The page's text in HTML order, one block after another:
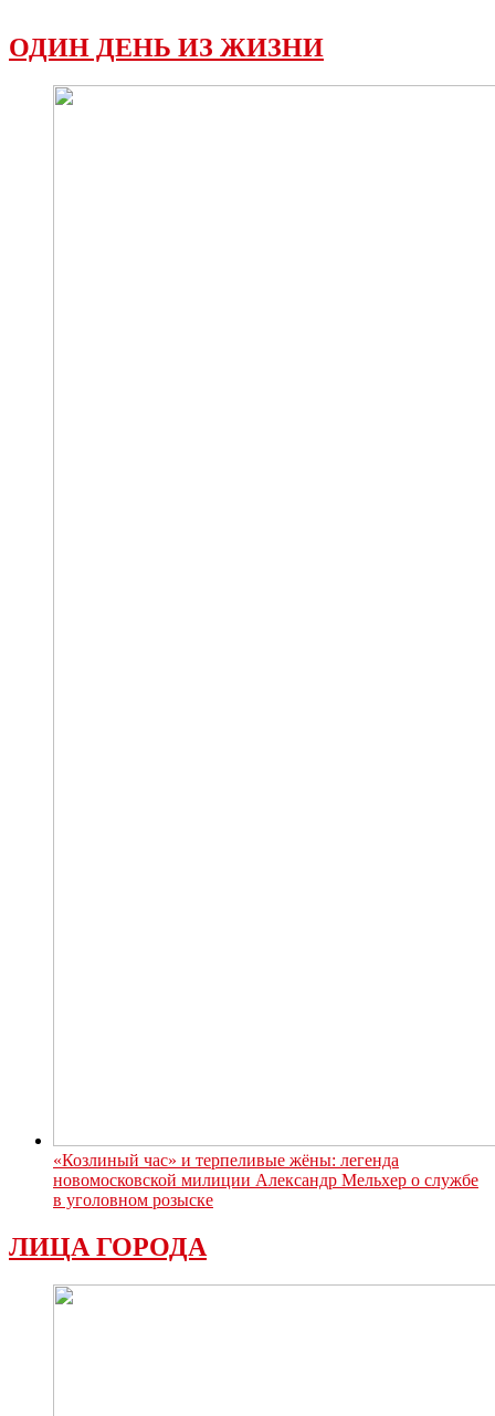
ОДИН ДЕНЬ ИЗ ЖИЗНИ
«Козлиный час» и терпеливые жёны: легенда
новомосковской милиции Александр Мельхер о службе
в уголовном розыске
ЛИЦА ГОРОДА